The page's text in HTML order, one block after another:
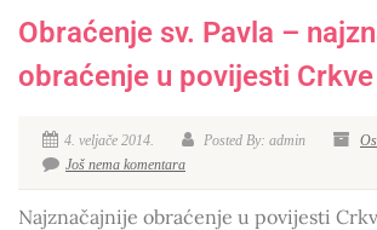
Obraćenje sv. Pavla –
obraćenje u povijesti Crkve
4. veljače 2014. Posted By: admin
Još nema komentara
Najznačajnije obraćenje u povijesti